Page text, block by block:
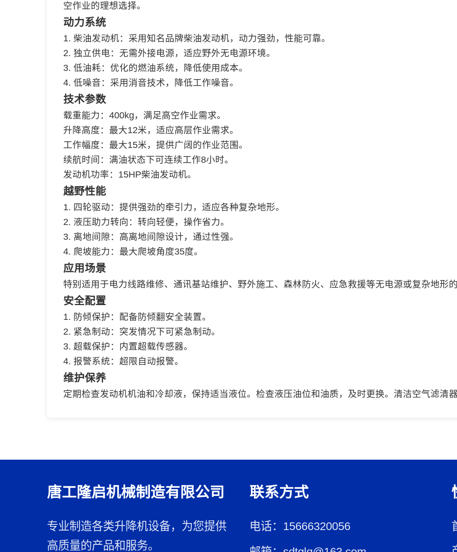
空作业的理想选择。
动力系统
1. 柴油发动机：采用知名品牌柴油发动机，动力强劲，性能可靠。
2. 独立供电：无需外接电源，适应野外无电源环境。
3. 低油耗：优化的燃油系统，降低使用成本。
4. 低噪音：采用消音技术，降低工作噪音。
技术参数
载重能力：400kg，满足高空作业需求。
升降高度：最大12米，适应高层作业需求。
工作幅度：最大15米，提供广阔的作业范围。
续航时间：满油状态下可连续工作8小时。
发动机功率：15HP柴油发动机。
越野性能
1. 四轮驱动：提供强劲的牵引力，适应各种复杂地形。
2. 液压助力转向：转向轻便，操作省力。
3. 离地间隙：高离地间隙设计，通过性强。
4. 爬坡能力：最大爬坡角度35度。
应用场景
特别适用于电力线路维修、通讯基站维护、野外施工、森林防火、应急救援等无电源或复杂地形的
安全配置
1. 防倾保护：配备防倾翻安全装置。
2. 紧急制动：突发情况下可紧急制动。
3. 超载保护：内置超载传感器。
4. 报警系统：超限自动报警。
维护保养
定期检查发动机机油和冷却液，保持适当液位。检查液压油位和油质，及时更换。清洁空气滤清
唐工隆启机械制造有限公司
专业制造各类升降机设备，为您提供
高质量的产品和服务。
联系方式
电话：15666320056